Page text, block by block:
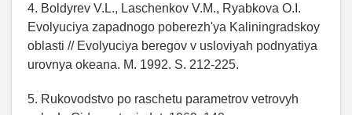
4. Boldyrev V.L., Laschenkov V.M., Ryabkova O.I.
Evolyuciya zapadnogo poberezh'ya Kaliningradskoy
oblasti // Evolyuciya beregov v usloviyah podnyatiya
urovnya okeana. M. 1992. S. 212-225.
5. Rukovodstvo po raschetu parametrov vetrovyh